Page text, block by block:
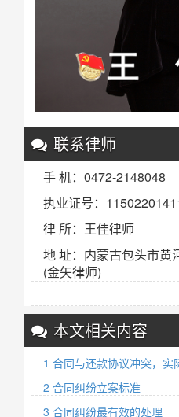
联系律师
手 机：0472-2148048
执业证号：
律 所：王佳律师
地 址：内蒙古包头市黄
(金矢律师)
本文相关内容
1 合同与还款协议冲突，实
2 合同纠纷立案标准
3 合同纠纷最有效的处理